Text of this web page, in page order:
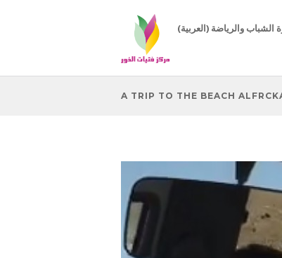
الشباب والرياضة
A TRIP TO THE BEACH